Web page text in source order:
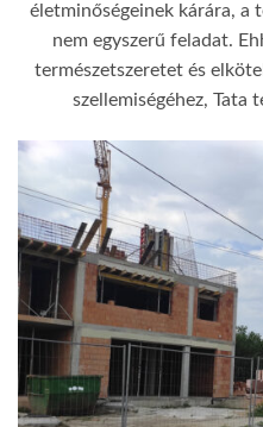
életminőségeinek kárára, a
nem egyszerű feladat.
természetszeretet és
szellemiségéhez, Tata